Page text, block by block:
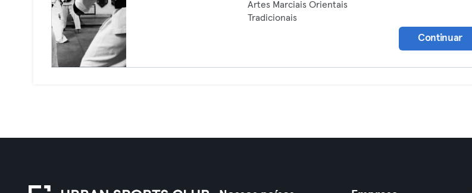
Artes Marciais Orientais
Tradicionais
Continuar